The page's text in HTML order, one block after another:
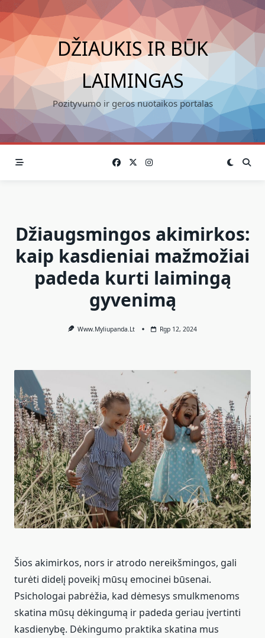
Skip
to
content
DŽIAUKIS IR BŪK
LAIMINGAS
Pozityvumo ir geros nuotaikos portalas
Džiaugsmingos akimirkos:
kaip kasdieniai mažmožiai
padeda kurti laimingą
gyvenimą
Www.myliupanda.lt Rgp 12, 2024
Šios akimirkos, nors ir atrodo nereikšmingos, gali
turėti didelį poveikį mūsų emocinei būsenai.
Psichologai pabrėžia, kad dėmesys smulkmenoms
skatina mūsų dėkingumą ir padeda geriau įvertinti
kasdienybę. Dėkingumo praktika skatina mus